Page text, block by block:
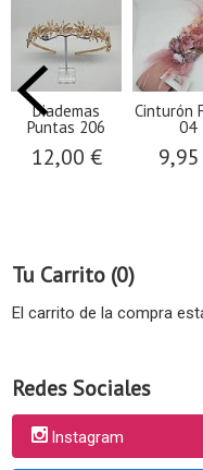
Tu Carrito (0)
El carrito de la compra
Redes Sociales
Instagram
Diademas
Puntas 206
12,00 €
Cinturón
04